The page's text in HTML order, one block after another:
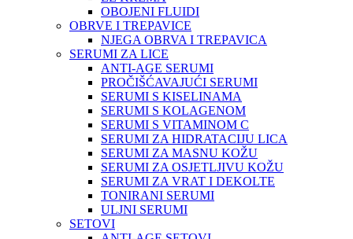
OBOJENI FLUIDI
OBRVE I TREPAVICE
NJEGA OBRVA I TREPAVICA
SERUMI ZA LICE
ANTI-AGE SERUMI
PROČIŠĆAVAJUĆI SERUMI
SERUMI S KISELINAMA
SERUMI S KOLAGENOM
SERUMI S VITAMINOM C
SERUMI ZA HIDRATACIJU LICA
SERUMI ZA MASNU KOŽU
SERUMI ZA OSJETLJIVU KOŽU
SERUMI ZA VRAT I DEKOLTE
TONIRANI SERUMI
ULJNI SERUMI
SETOVI